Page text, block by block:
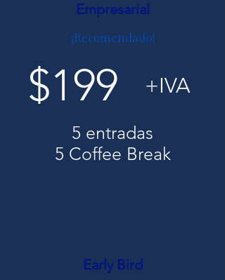
Empresarial
¡Recomendado!
$199 +IVA
5 entradas
5 Coffee Break
Early Bird